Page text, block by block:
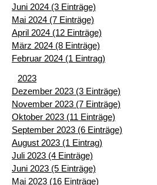
Juni 2024 (3 Einträge)
Mai 2024 (7 Einträge)
April 2024 (12 Einträge)
März 2024 (8 Einträge)
Februar 2024 (1 Eintrag)
2023
Dezember 2023 (3 Einträge)
November 2023 (7 Einträge)
Oktober 2023 (11 Einträge)
September 2023 (6 Einträge)
August 2023 (1 Eintrag)
Juli 2023 (4 Einträge)
Juni 2023 (5 Einträge)
Mai 2023 (16 Einträge)